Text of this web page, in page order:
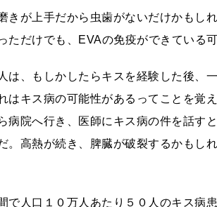
きが上手だから虫歯がないだけかもし
ただけでも、EVAの免疫ができている
は、もしかしたらキスを経験した後、
はキス病の可能性があるってことを覚
病院へ行き、医師にキス病の件を話す
。高熱が続き、脾臓が破裂するかもし
で人口１０万人あたり５０人のキス病